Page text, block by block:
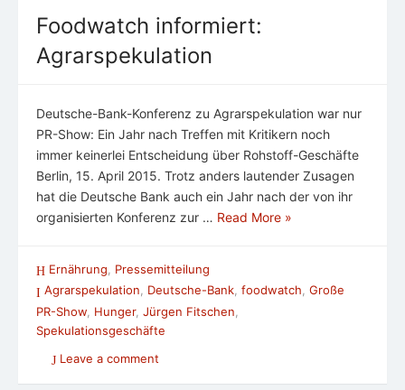
Foodwatch informiert:
Agrarspekulation
Deutsche-Bank-Konferenz zu Agrarspekulation war nur
PR-Show: Ein Jahr nach Treffen mit Kritikern noch
immer keinerlei Entscheidung über Rohstoff-Geschäfte
Berlin, 15. April 2015. Trotz anders lautender Zusagen
hat die Deutsche Bank auch ein Jahr nach der von ihr
organisierten Konferenz zur … Read More »
Ernährung
Pressemitteilung
Agrarspekulation, Deutsche-Bank, foodwatch, Große
PR-Show Hunger, Jürgen Fitschen
Spekulationsgeschäfte
Leave a comment